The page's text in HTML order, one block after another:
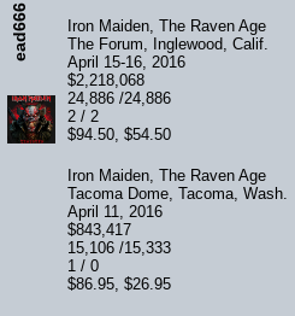
ead666
Iron Maiden, The Raven Age
The Forum, Inglewood, Calif.
April 15-16, 2016
$2,218,068
24,886 /24,886
2 / 2
$94.50, $54.50
Iron Maiden, The Raven Age
Tacoma Dome, Tacoma, Wash.
April 11, 2016
$843,417
15,106 /15,333
1 / 0
$86.95, $26.95